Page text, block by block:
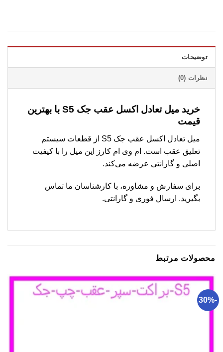
توضیحات
نظرات (0)
خرید میل تعادل اکسل عقب جک S5 با بهترین
قیمت
میل تعادل اکسل عقب جک S5 از قطعات سیستم
تعلیق عقب است. ام وی ام کارز این میل را با کیفیت
اصلی و گارانتی عرضه می‌کند.
برای سفارش و مشاوره، با کارشناسان ما تماس
بگیرید. ارسال فوری و گارانتی.
محصولات مرتبط
-30%